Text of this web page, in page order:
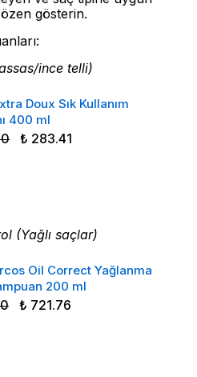
gösterin.
ince telli)
Doux Sık Kullanım
400 ml
₺ 283.41
(Yağlı saçlar)
Oil Correct Yağlanma
200 ml
₺ 721.76